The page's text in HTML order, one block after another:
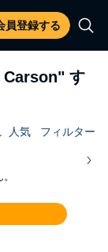
員登録する
Carson" す
人気 フィルター